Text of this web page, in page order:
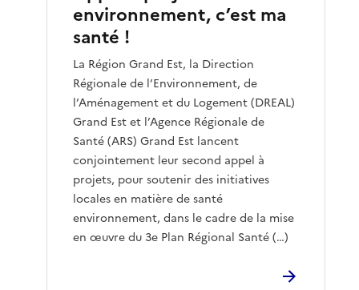
environnement, c’est ma
santé !
La Région Grand Est, la Direction
Régionale de l’Environnement, de
l’Aménagement et du Logement (DREAL)
Grand Est et l’Agence Régionale de
Santé (ARS) Grand Est lancent
conjointement leur second appel à
projets, pour soutenir des initiatives
locales en matière de santé
environnement, dans le cadre de la mise
en œuvre du 3e Plan Régional Santé (…)